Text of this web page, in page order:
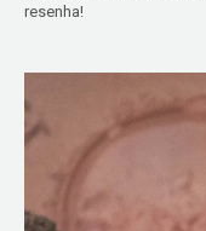
resenha!